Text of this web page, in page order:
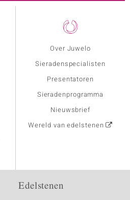
Over Juwelo
Sieradenspecialisten
Presentatoren
Sieradenprogramma
Nieuwsbrief
Wereld van edelstenen
Edelstenen